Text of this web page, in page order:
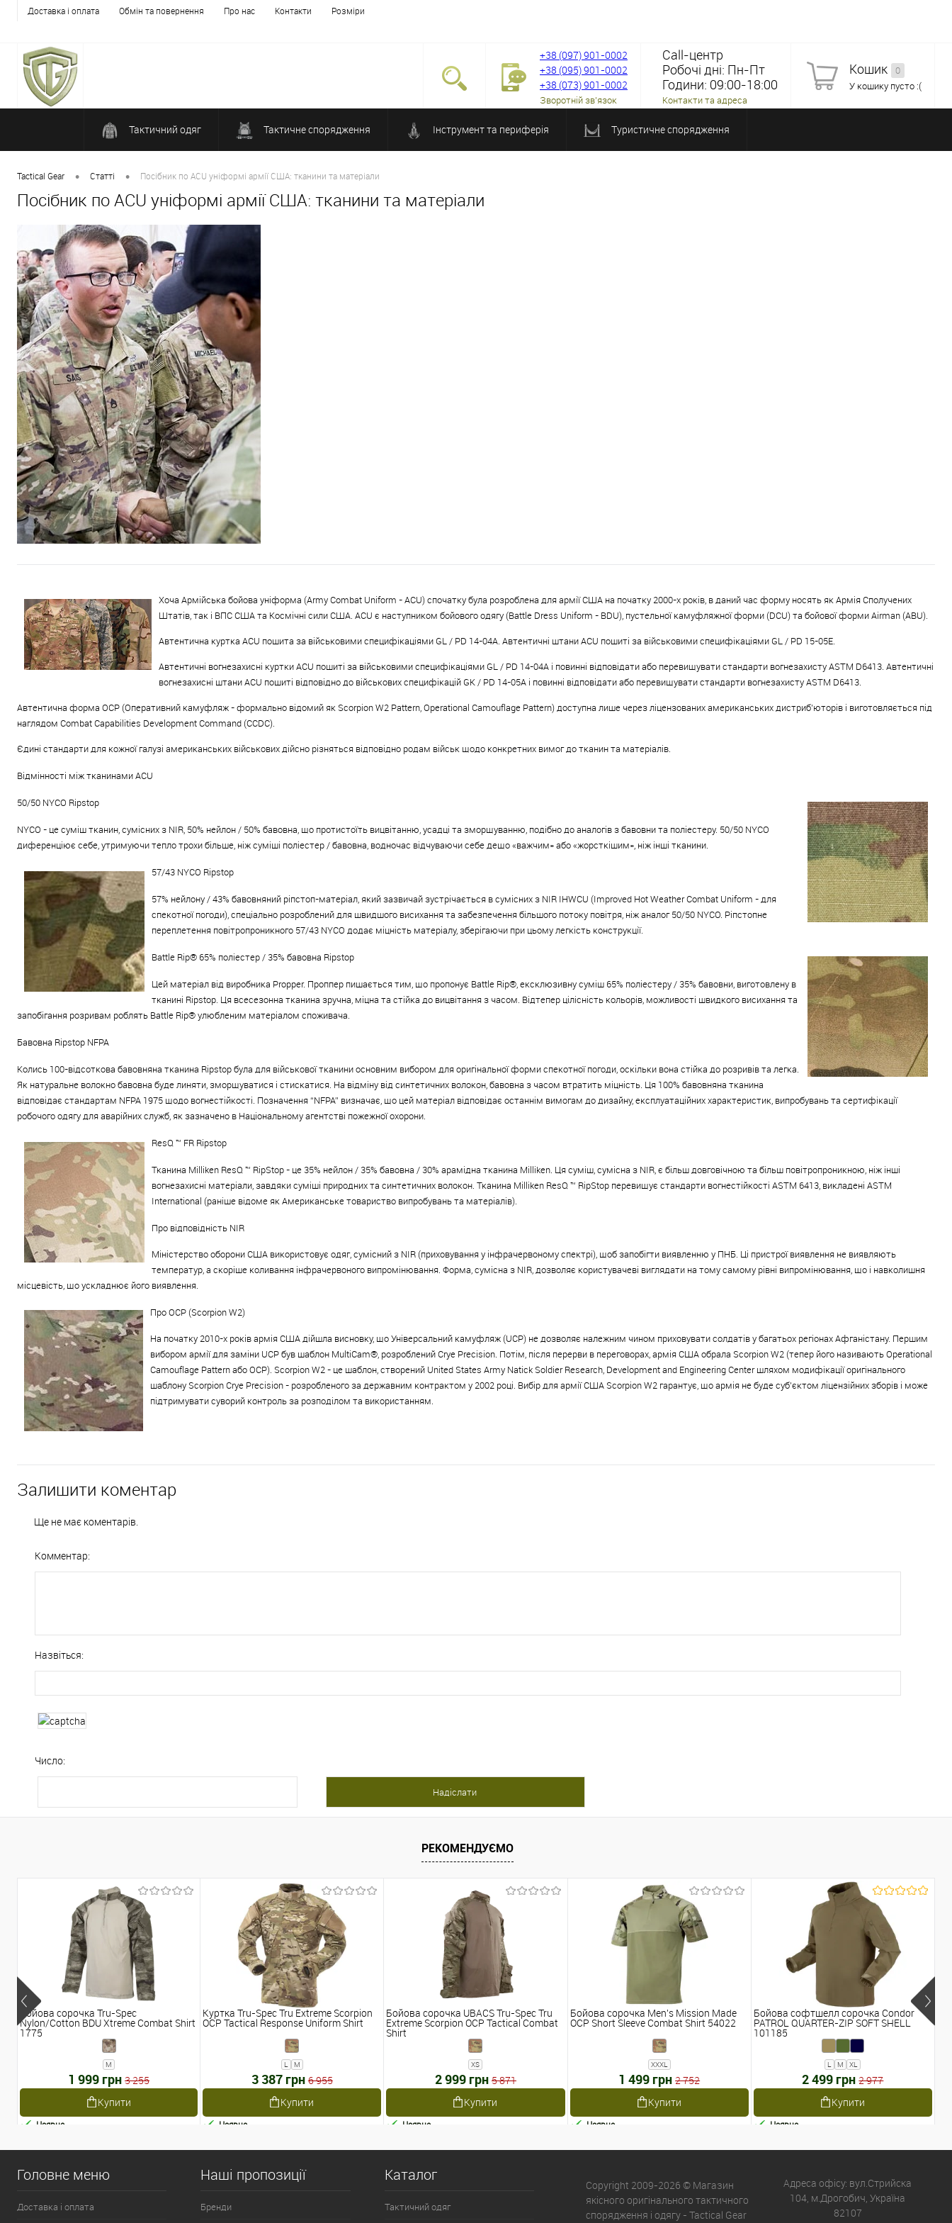
Доставка і оплата Обмін та повернення Про нас Контакти Розміри
+38 (097) 901-0002
+38 (095) 901-0002
+38 (073) 901-0002
Зворотній зв'язок
Call-центр
Робочі дні: Пн-Пт
Години: 09:00-18:00
Контакти та адреса
Кошик
0
У кошику пусто :(
Тактичний одяг Тактичне спорядження Інструмент та периферія Туристичне спорядження
Tactical Gear • Статті • Посібник по ACU уніформі армії США: тканини та матеріали
Посібник по ACU уніформі армії США: тканини та матеріали
Хоча Армійська бойова уніформа (Army Combat Uniform - ACU) спочатку була розроблена для армії США на початку 2000-х років, в даний час форму носять як Армія Сполучених
Штатів, так і ВПС США та Космічні сили США. ACU є наступником бойового одягу (Battle Dress Uniform - BDU), пустельної камуфляжної форми (DCU) та бойової форми Airman (ABU).
Автентична куртка ACU пошита за військовими специфікаціями GL / PD 14-04A. Автентичні штани ACU пошиті за військовими специфікаціями GL / PD 15-05E.
Автентичні вогнезахисні куртки ACU пошиті за військовими специфікаціями GL / PD 14-04A і повинні відповідати або перевищувати стандарти вогнезахисту ASTM D6413. Автентичні
вогнезахисні штани ACU пошиті відповідно до військових специфікацій GK / PD 14-05A і повинні відповідати або перевищувати стандарти вогнезахисту ASTM D6413.
Автентична форма OCP (Оперативний камуфляж - формально відомий як Scorpion W2 Pattern, Operational Camouflage Pattern) доступна лише через ліцензованих американських дистриб'юторів і виготовляється під
наглядом Combat Capabilities Development Command (CCDC).
Єдині стандарти для кожної галузі американських військових дійсно різняться відповідно родам військ щодо конкретних вимог до тканин та матеріалів.
Відмінності між тканинами ACU
50/50 NYCO Ripstop
NYCO - це суміш тканин, сумісних з NIR, 50% нейлон / 50% бавовна, що протистоїть вицвітанню, усадці та зморщуванню, подібно до аналогів з бавовни та поліестеру. 50/50 NYCO
диференціює себе, утримуючи тепло трохи більше, ніж суміші поліестер / бавовна, водночас відчуваючи себе дещо «важчим» або «жорсткішим», ніж інші тканини.
57/43 NYCO Ripstop
57% нейлону / 43% бавовняний ріпстоп-матеріал, який зазвичай зустрічається в сумісних з NIR IHWCU (Improved Hot Weather Combat Uniform - для
спекотної погоди), спеціально розроблений для швидшого висихання та забезпечення більшого потоку повітря, ніж аналог 50/50 NYCO. Ріпстопне
переплетення повітропроникного 57/43 NYCO додає міцність матеріалу, зберігаючи при цьому легкість конструкції.
Battle Rip® 65% поліестер / 35% бавовна Ripstop
Цей матеріал від виробника Propper. Проппер пишається тим, що пропонує Battle Rip®, ексклюзивну суміш 65% поліестеру / 35% бавовни, виготовлену в
тканині Ripstop. Ця всесезонна тканина зручна, міцна та стійка до вицвітання з часом. Відтепер цілісність кольорів, можливості швидкого висихання та
запобігання розривам роблять Battle Rip® улюбленим матеріалом споживача.
Бавовна Ripstop NFPA
Колись 100-відсоткова бавовняна тканина Ripstop була для військової тканини основним вибором для оригінальної форми спекотної погоди, оскільки вона стійка до розривів та легка.
Як натуральне волокно бавовна буде линяти, зморщуватися і стискатися. На відміну від синтетичних волокон, бавовна з часом втратить міцність. Ця 100% бавовняна тканина
відповідає стандартам NFPA 1975 щодо вогнестійкості. Позначення “NFPA” визначає, що цей матеріал відповідає останнім вимогам до дизайну, експлуатаційних характеристик, випробувань та сертифікації
робочого одягу для аварійних служб, як зазначено в Національному агентстві пожежної охорони.
ResQ ™ FR Ripstop
Тканина Milliken ResQ ™ RipStop - це 35% нейлон / 35% бавовна / 30% арамідна тканина Milliken. Ця суміш, сумісна з NIR, є більш довговічною та більш повітропроникною, ніж інші
вогнезахисні матеріали, завдяки суміші природних та синтетичних волокон. Тканина Milliken ResQ ™ RipStop перевищує стандарти вогнестійкості ASTM 6413, викладені ASTM
International (раніше відоме як Американське товариство випробувань та матеріалів).
Про відповідність NIR
Міністерство оборони США використовує одяг, сумісний з NIR (приховування у інфрачервоному спектрі), щоб запобігти виявленню у ПНБ. Ці пристрої виявлення не виявляють
температур, а скоріше коливання інфрачервоного випромінювання. Форма, сумісна з NIR, дозволяє користувачеві виглядати на тому самому рівні випромінювання, що і навколишня
місцевість, що ускладнює його виявлення.
Про OCP (Scorpion W2)
На початку 2010-х років армія США дійшла висновку, що Універсальний камуфляж (UCP) не дозволяє належним чином приховувати солдатів у багатьох регіонах Афганістану. Першим
вибором армії для заміни UCP був шаблон MultiCam®, розроблений Crye Precision. Потім, після перерви в переговорах, армія США обрала Scorpion W2 (тепер його називають Operational
Camouflage Pattern або OCP). Scorpion W2 - це шаблон, створений United States Army Natick Soldier Research, Development and Engineering Center шляхом модифікації оригінального
шаблону Scorpion Crye Precision - розробленого за державним контрактом у 2002 році. Вибір для армії США Scorpion W2 гарантує, що армія не буде суб'єктом ліцензійних зборів і може
підтримувати суворий контроль за розподілом та використанням.
Залишити коментар
Ще не має коментарів.
Комментар:
Назвіться:
Число:
РЕКОМЕНДУЄМО
Бойова сорочка Tru-Spec
Nylon/Cotton BDU Xtreme Combat Shirt
1775
M
1 999 грн 3 255
Купити
Наявне
Куртка Tru-Spec Tru Extreme Scorpion
OCP Tactical Response Uniform Shirt
L M
3 387 грн 6 955
Купити
Наявне
Бойова сорочка UBACS Tru-Spec Tru
Extreme Scorpion OCP Tactical Combat
Shirt
XS
2 999 грн 5 871
Купити
Наявне
Бойова сорочка Men's Mission Made
OCP Short Sleeve Combat Shirt 54022
XXXL
1 499 грн 2 752
Купити
Наявне
Бойова софтшелл сорочка Condor
PATROL QUARTER-ZIP SOFT SHELL
101185
L M XL
2 499 грн 2 977
Купити
Наявне
Головне меню
Доставка і оплата
Наші пропозиції
Бренди
Каталог
Тактичний одяг
Copyright 2009-2026 © Магазин
якісного оригінального тактичного
спорядження і одягу - Tactical Gear
Адреса офісу: вул.Стрийска
104, м.Дрогобич, Україна
82107